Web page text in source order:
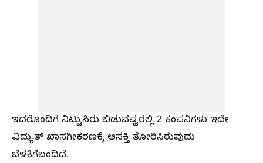
ಇದರೊಂದಿಗೆ ನಿಟ್ಟುಸಿರು ಬಿಡುವಷ್ಟರಲ್ಲಿ 2 ಕಂಪನಿಗಳು ಇದೇ
ವಿದ್ಯುತ್‌ ಖಾಸಗೀಕರಣಕ್ಕೆ ಆಸಕ್ತಿ ತೋರಿಸಿರುವುದು
ಬೆಳಕಿಗೆಬಂದಿದೆ.